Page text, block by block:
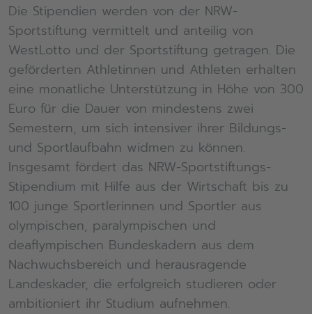
Die Stipendien werden von der NRW-
Sportstiftung vermittelt und anteilig von
WestLotto und der Sportstiftung getragen. Die
geförderten Athletinnen und Athleten erhalten
eine monatliche Unterstützung in Höhe von 300
Euro für die Dauer von mindestens zwei
Semestern, um sich intensiver ihrer Bildungs-
und Sportlaufbahn widmen zu können.
Insgesamt fördert das NRW-Sportstiftungs-
Stipendium mit Hilfe aus der Wirtschaft bis zu
100 junge Sportlerinnen und Sportler aus
olympischen, paralympischen und
deaflympischen Bundeskadern aus dem
Nachwuchsbereich und herausragende
Landeskader, die erfolgreich studieren oder
ambitioniert ihr Studium aufnehmen.